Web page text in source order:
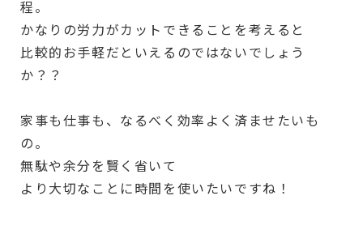
程。
かなりの労力がカットできることを考えると
比較的お手軽だといえるのではないでしょう
か？？
家事も仕事も、なるべく効率よく済ませたいも
の。
無駄や余分を賢く省いて
より大切なことに時間を使いたいですね！